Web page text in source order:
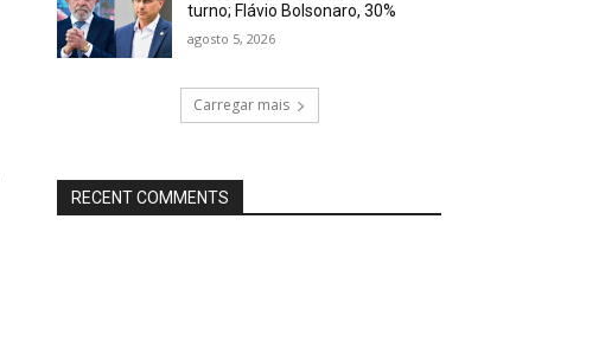
turno; Flávio Bolsonaro, 30%
agosto 5, 2026
Carregar mais
RECENT COMMENTS